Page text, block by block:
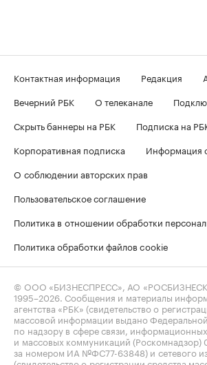
Контактная информация Редакция
Вечерний РБК
О телеканале
Скрыть баннеры на РБК
Подписка на
Корпоративная подписка
Информация
О соблюдении авторских прав
Пользовательское соглашение
Политика в отношении обработки
Политика обработки файлов cookie
© ООО «БИЗНЕСПРЕСС», АО
1995–2026 . Сообщения и материалы
агентства «РБК» (свидетельство о
массовой информации выдано
по надзору в сфере связи,
и массовых коммуникаций (Роскомнадзор)
за номером ИА №ФС77-63848) и сетевого